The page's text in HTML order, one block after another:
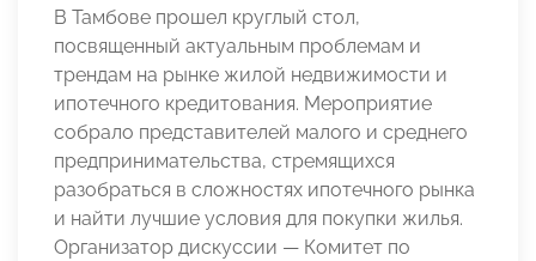
В Тамбове прошел круглый стол,
посвященный актуальным проблемам и
трендам на рынке жилой недвижимости и
ипотечного кредитования. Мероприятие
собрало представителей малого и среднего
предпринимательства, стремящихся
разобраться в сложностях ипотечного рынка
и найти лучшие условия для покупки жилья.
Организатор дискуссии — Комитет по